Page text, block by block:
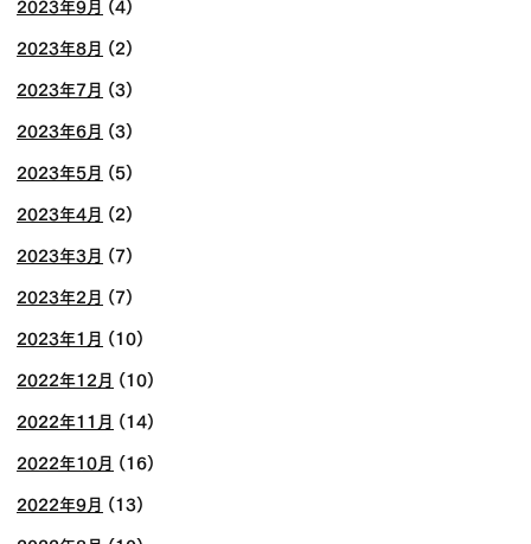
2023年9月 (4)
2023年8月 (2)
2023年7月 (3)
2023年6月 (3)
2023年5月 (5)
2023年4月 (2)
2023年3月 (7)
2023年2月 (7)
2023年1月 (10)
2022年12月 (10)
2022年11月 (14)
2022年10月 (16)
2022年9月 (13)